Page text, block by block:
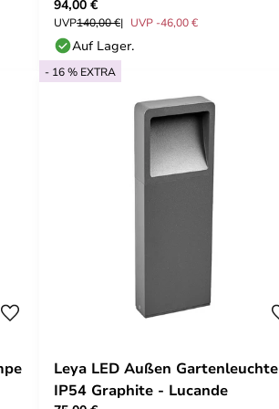
94,00 €
UVP140,00 € UVP -46,00 €
Auf Lager.
- 16 % EXTRA
Leya LED Außen Gartenleuchte
IP54 Graphite - Lucande